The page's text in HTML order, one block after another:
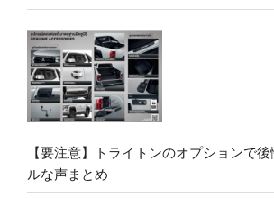
【要注意】トライトンのオプションで
ルな声まとめ